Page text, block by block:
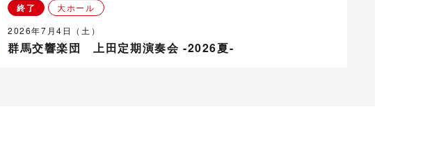
終了
大ホール
2026年7月4日（土）
群馬交響楽団 上田定期演奏会 -2026夏-